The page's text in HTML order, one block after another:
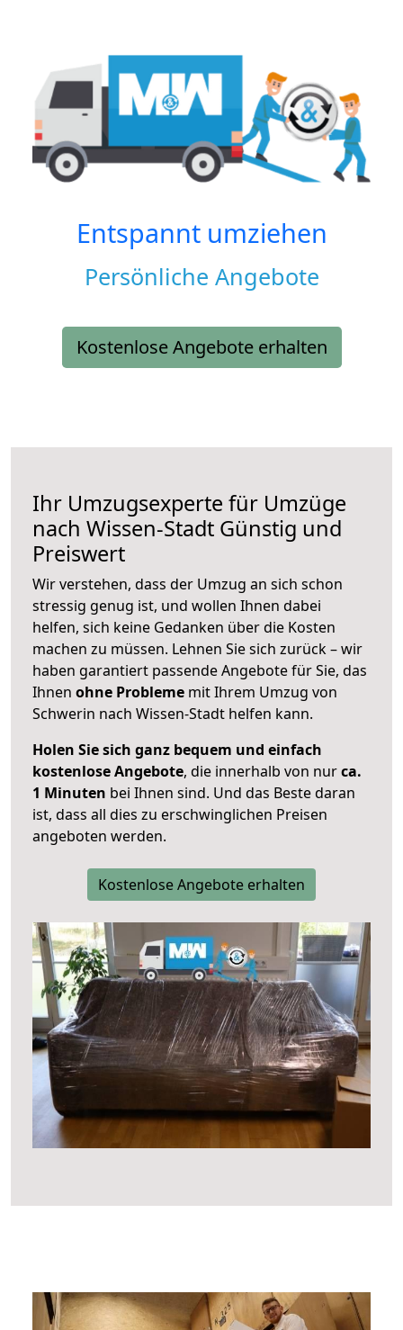
Entspannt umziehen
Persönliche Angebote
Kostenlose Angebote erhalten
Ihr Umzugsexperte für Umzüge
nach Wissen-Stadt Günstig und
Preiswert
Wir verstehen, dass der Umzug an sich schon
stressig genug ist, und wollen Ihnen dabei
helfen, sich keine Gedanken über die Kosten
machen zu müssen. Lehnen Sie sich zurück – wir
haben garantiert passende Angebote für Sie, das
Ihnen ohne Probleme mit Ihrem Umzug von
Schwerin nach Wissen-Stadt helfen kann.
Holen Sie sich ganz bequem und einfach
kostenlose Angebote, die innerhalb von nurca.
1 Minuten bei Ihnen sind. Und das Beste daran
ist, dass all dies zu erschwinglichen Preisen
angeboten werden.
Kostenlose Angebote erhalten